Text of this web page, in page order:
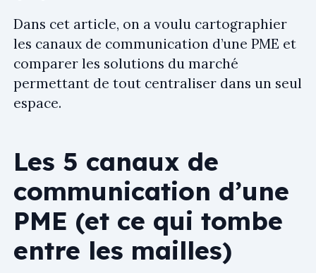
Dans cet article, on a voulu cartographier
les canaux de communication d’une PME et
comparer les solutions du marché
permettant de tout centraliser dans un seul
espace.
Les 5 canaux de
communication d’une
PME (et ce qui tombe
entre les mailles)